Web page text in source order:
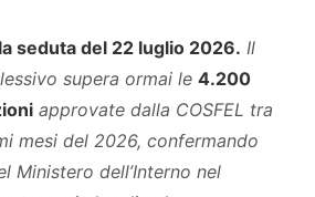
seduta del 22 luglio 2026. Il
supera ormai le 4.200
approvate dalla COSFEL tra
mesi del 2026, confermando
Ministero dell’Interno nel